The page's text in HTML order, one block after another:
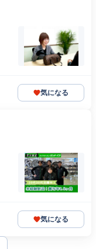
気になる
気になる